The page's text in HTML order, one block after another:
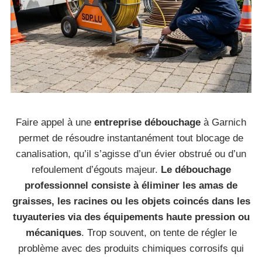
Faire appel à une entreprise débouchage à Garnich
permet de résoudre instantanément tout blocage de
canalisation, qu’il s’agisse d’un évier obstrué ou d’un
refoulement d’égouts majeur. Le débouchage
professionnel consiste à éliminer les amas de
graisses, les racines ou les objets coincés dans les
tuyauteries via des équipements haute pression ou
mécaniques. Trop souvent, on tente de régler le
problème avec des produits chimiques corrosifs qui